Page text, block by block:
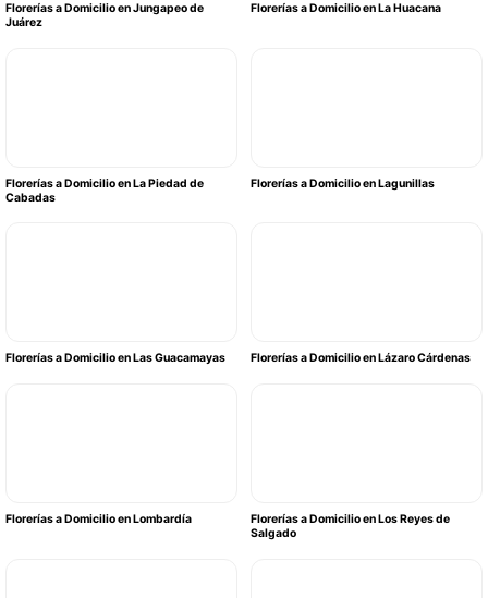
Florerías a Domicilio en Jungapeo de
Juárez
Florerías a Domicilio en La Huacana
Florerías a Domicilio en La Piedad de
Cabadas
Florerías a Domicilio en Lagunillas
Florerías a Domicilio en Las Guacamayas Florerías a Domicilio en Lázaro Cárdenas
Florerías a Domicilio en Lombardía
Florerías a Domicilio en Los Reyes de
Salgado